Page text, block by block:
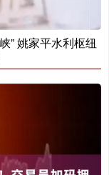
” 姚家平水利枢纽